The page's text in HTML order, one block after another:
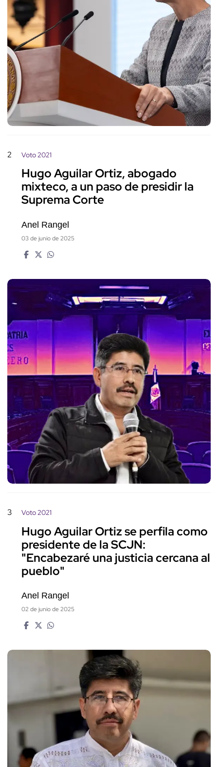
2 Voto 2021
Hugo Aguilar Ortiz, abogado
mixteco, a un paso de presidir la
Suprema Corte
Anel Rangel
03 de junio de 2025
3 Voto 2021
Hugo Aguilar Ortiz se perfila como
presidente de la SCJN:
"Encabezaré una justicia cercana al
pueblo"
Anel Rangel
02 de junio de 2025